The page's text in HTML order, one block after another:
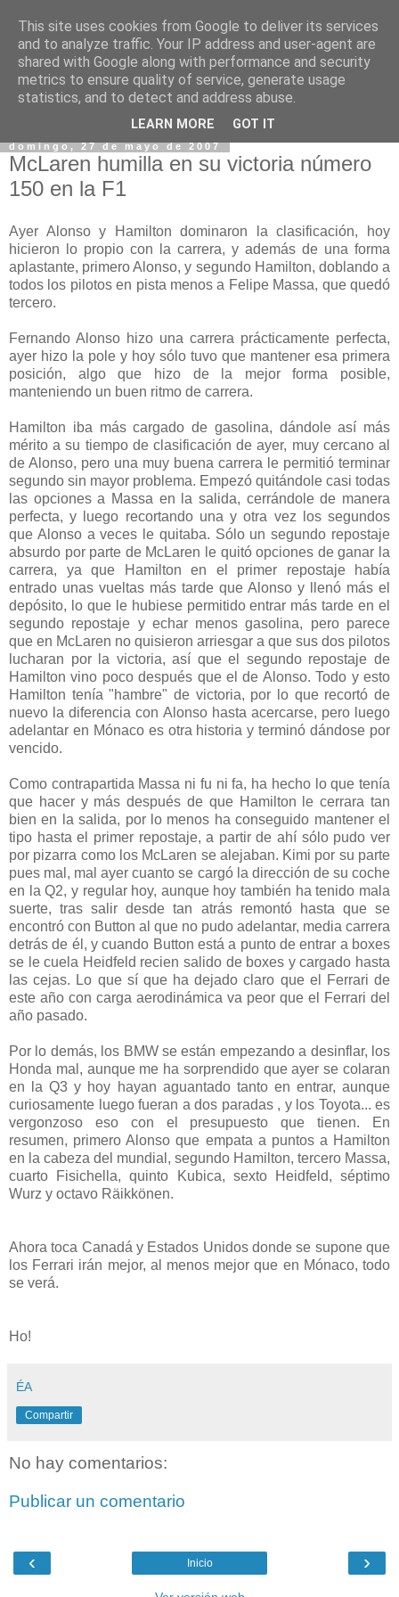
domingo, 27 de mayo de 2007
McLaren humilla en su victoria número
150 en la F1
Ayer Alonso y Hamilton dominaron la clasificación, hoy
hicieron lo propio con la carrera, y además de una forma
aplastante, primero Alonso, y segundo Hamilton, doblando a
todos los pilotos en pista menos a Felipe Massa, que quedó
tercero.
Fernando Alonso hizo una carrera prácticamente perfecta,
ayer hizo la pole y hoy sólo tuvo que mantener esa primera
posición, algo que hizo de la mejor forma posible,
manteniendo un buen ritmo de carrera.
Hamilton iba más cargado de gasolina, dándole así más
mérito a su tiempo de clasificación de ayer, muy cercano al
de Alonso, pero una muy buena carrera le permitió terminar
segundo sin mayor problema. Empezó quitándole casi todas
las opciones a Massa en la salida, cerrándole de manera
perfecta, y luego recortando una y otra vez los segundos
que Alonso a veces le quitaba. Sólo un segundo repostaje
absurdo por parte de McLaren le quitó opciones de ganar la
carrera, ya que Hamilton en el primer repostaje había
entrado unas vueltas más tarde que Alonso y llenó más el
depósito, lo que le hubiese permitido entrar más tarde en el
segundo repostaje y echar menos gasolina, pero parece
que en McLaren no quisieron arriesgar a que sus dos pilotos
lucharan por la victoria, así que el segundo repostaje de
Hamilton vino poco después que el de Alonso. Todo y esto
Hamilton tenía "hambre" de victoria, por lo que recortó de
nuevo la diferencia con Alonso hasta acercarse, pero luego
adelantar en Mónaco es otra historia y terminó dándose por
vencido.
Como contrapartida Massa ni fu ni fa, ha hecho lo que tenía
que hacer y más después de que Hamilton le cerrara tan
bien en la salida, por lo menos ha conseguido mantener el
tipo hasta el primer repostaje, a partir de ahí sólo pudo ver
por pizarra como los McLaren se alejaban. Kimi por su parte
pues mal, mal ayer cuanto se cargó la dirección de su coche
en la Q2, y regular hoy, aunque hoy también ha tenido mala
suerte, tras salir desde tan atrás remontó hasta que se
encontró con Button al que no pudo adelantar, media carrera
detrás de él, y cuando Button está a punto de entrar a boxes
se le cuela Heidfeld recien salido de boxes y cargado hasta
las cejas. Lo que sí que ha dejado claro que el Ferrari de
este año con carga aerodinámica va peor que el Ferrari del
año pasado.
Por lo demás, los BMW se están empezando a desinflar, los
Honda mal, aunque me ha sorprendido que ayer se colaran
en la Q3 y hoy hayan aguantado tanto en entrar, aunque
curiosamente luego fueran a dos paradas , y los Toyota... es
vergonzoso eso con el presupuesto que tienen. En
resumen, primero Alonso que empata a puntos a Hamilton
en la cabeza del mundial, segundo Hamilton, tercero Massa,
cuarto Fisichella, quinto Kubica, sexto Heidfeld, séptimo
Wurz y octavo Räikkönen.
Ahora toca Canadá y Estados Unidos donde se supone que
los Ferrari irán mejor, al menos mejor que en Mónaco, todo
se verá.
Ho!
ÉA
Compartir
No hay comentarios:
Publicar un comentario
‹ ›
Inicio
This site uses cookies from Google to deliver its services
and to analyze traffic. Your IP address and user-agent are
shared with Google along with performance and security
metrics to ensure quality of service, generate usage
statistics, and to detect and address abuse.
LEARN MORE GOT IT